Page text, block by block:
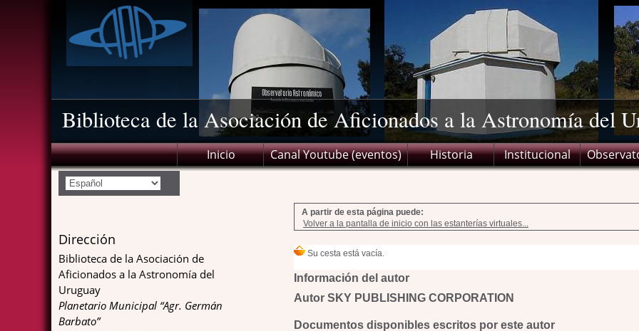
A partir de esta página puede:
Volver a la pantalla de inicio con las estanterías virtuales...
Información del autor
Autor SKY PUBLISHING CORPORATION
Documentos disponibles escritos por este autor
Biblioteca de la Asociación de Aficionados a la Astronomía del
Inicio Canal Youtube (eventos) Historia Institucional
Dirección
Biblioteca de la Asociación de
Aficionados a la Astronomía del
Uruguay
Planetario Municipal “Agr. Germán
Barbato”